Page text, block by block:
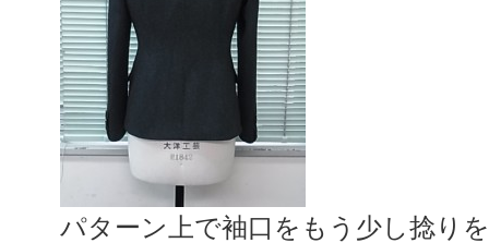
パターン上で袖口をもう少し捻り